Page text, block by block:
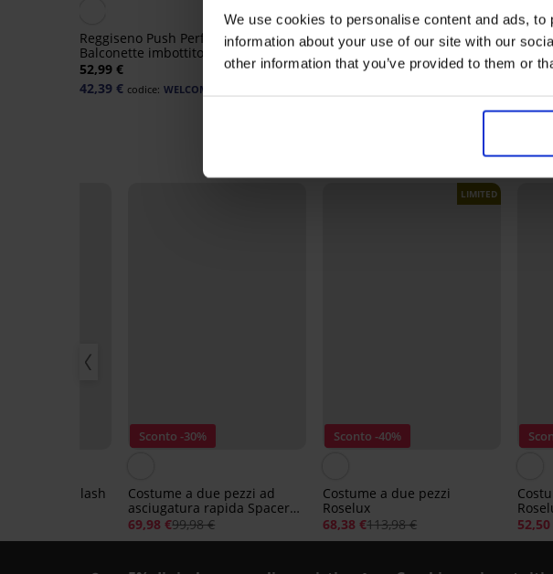
We use cookies to personalise content and ads,
information about your use of our site with our
other information that you’ve provided to them or
Reggiseno Push Perfect
Balconette imbottito
52,99 €
42,39 € codice: WELCOME20
5
Reggiseno Spacer 3D Lady
48,99 €
Reggiseno
40,99 €
32,79 € codice:
pezzi Splash
Sconto -30%
Costume a due pezzi ad
asciugatura rapida Spacer
3D Simply Black
69,98 €99,98 €
Sconto -40%
LIMITED
Costume a due pezzi
Roselux
68,38 €113,98 €